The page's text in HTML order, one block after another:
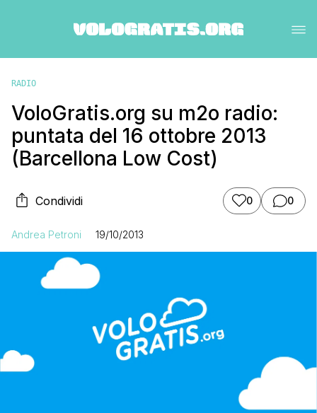
RADIO
VoloGratis.org su m2o radio:
puntata del 16 ottobre 2013
(Barcellona Low Cost)
Condividi 0 0
Andrea Petroni 19/10/2013